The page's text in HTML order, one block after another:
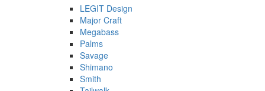
LEGIT Design
Major Craft
Megabass
Palms
Savage
Shimano
Smith